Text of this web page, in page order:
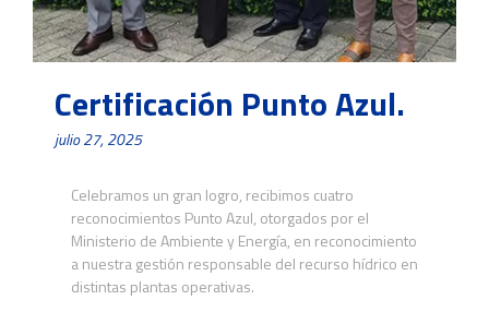
Certificación Punto Azul.
julio 27, 2025
Celebramos un gran logro, recibimos cuatro
reconocimientos Punto Azul, otorgados por el
Ministerio de Ambiente y Energía, en reconocimiento
a nuestra gestión responsable del recurso hídrico en
distintas plantas operativas.